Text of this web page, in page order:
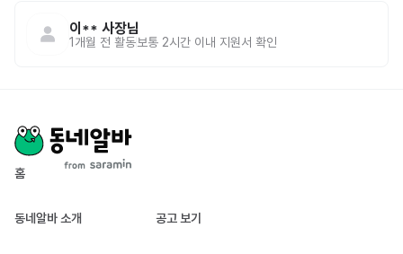
이** 사장님
1개월 전 활동보통 2시간 이내 지원서 확인
홈
동네알바 소개 공고 보기